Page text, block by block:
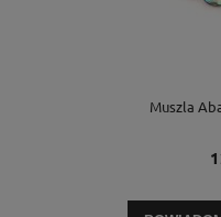
Muszla